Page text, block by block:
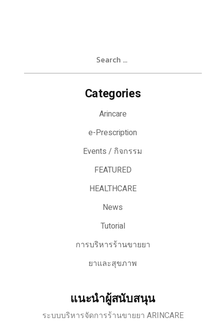
Categories
Arincare
e-Prescription
Events / กิจกรรม
FEATURED
HEALTHCARE
News
Tutorial
การบริหารร้านขายยา
ยาและสุขภาพ
แนะนำผู้สนับสนุน
ระบบบริหารจัดการร้านขายยา ARINCARE